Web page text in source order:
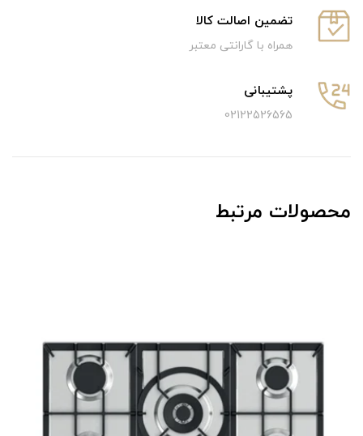
تضمین اصالت کالا
همراه با گارانتی معتبر
پشتیبانی
02122526565
محصولات مرتبط